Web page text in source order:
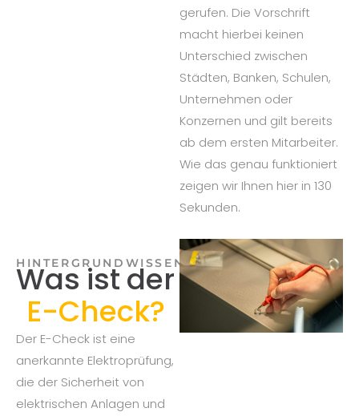
gerufen. Die Vorschrift
macht hierbei keinen
Unterschied zwischen
Städten, Banken, Schulen,
Unternehmen oder
Konzernen und gilt bereits
ab dem ersten Mitarbeiter.
Wie das genau funktioniert
zeigen wir Ihnen hier in 130
Sekunden.
HINTERGRUNDWISSEN
Was ist der
E-Check?
Der E-Check ist eine
anerkannte Elektroprüfung,
die der Sicherheit von
elektrischen Anlagen und